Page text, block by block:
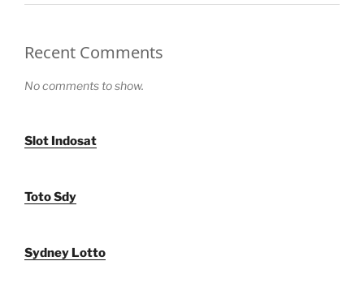
Recent Comments
No comments to show.
Slot Indosat
Toto Sdy
Sydney Lotto